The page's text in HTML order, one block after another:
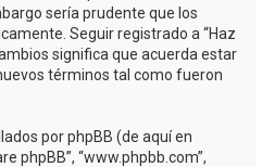
sería prudente que los
Seguir registrado a “Haz
significa que acuerda estar
términos tal como fueron
por phpBB (de aquí en
phpBB”, “www.phpbb.com”,